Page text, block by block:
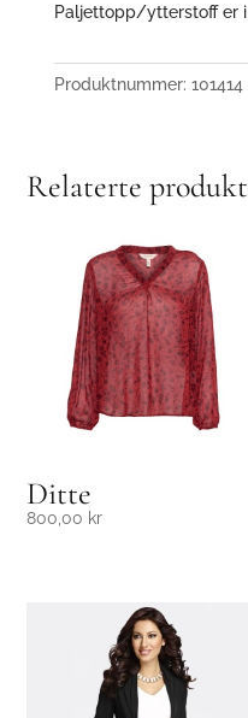
Paljettopp/ytterstoff er i
Produktnummer: 101414
Relaterte
Ditte
800,00 kr